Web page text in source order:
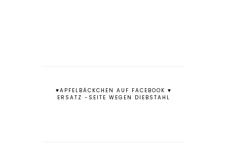
♥APFELBÄCKCHEN AUF FACEBOOK ♥
ERSATZ -SEITE WEGEN DIEBSTAHL